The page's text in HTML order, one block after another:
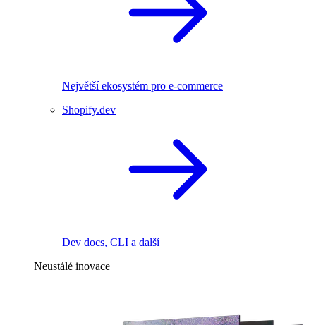
Největší ekosystém pro e-commerce
Shopify.dev
Dev docs, CLI a další
Neustálé inovace